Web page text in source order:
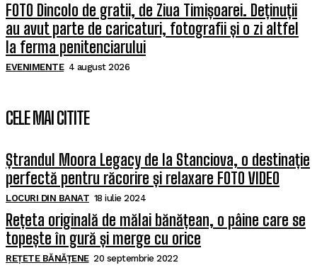
FOTO Dincolo de gratii, de Ziua Timișoarei. Deținuții
au avut parte de caricaturi, fotografii și o zi altfel
la ferma penitenciarului
EVENIMENTE 4 august 2026
CELE MAI CITITE
Ștrandul Moora Legacy de la Stanciova, o destinație
perfectă pentru răcorire și relaxare FOTO VIDEO
LOCURI DIN BANAT 18 iulie 2024
Rețeta originală de mălai bănățean, o pâine care se
topește în gură și merge cu orice
REȚETE BĂNĂȚENE 20 septembrie 2022